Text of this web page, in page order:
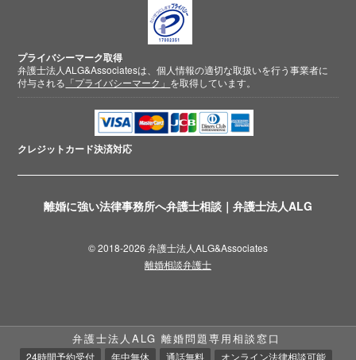
離婚に強い法律事務所へ弁護士相談｜弁護士法人ALG
プライバシーマーク取得
弁護士法人ALG&Associatesは、個人情報の適切な取扱いを行う事業者に
付与される 「プライバシーマーク」 を取得しています。
クレジットカード決済対応
© 2018-2026 弁護士法人ALG&Associates
離婚相談弁護士
弁護士法人ALG 離婚問題専用相談窓口
24時間予約受付 年中無休 通話無料 オンライン法律相談可能